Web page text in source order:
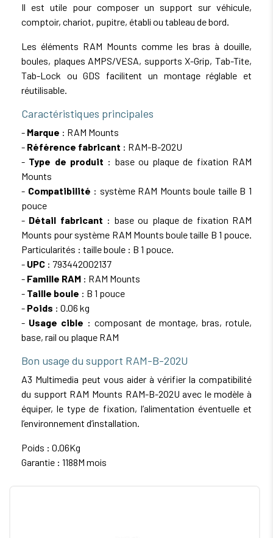
Il est utile pour composer un support sur véhicule,
comptoir, chariot, pupitre, établi ou tableau de bord.
Les éléments RAM Mounts comme les bras à douille,
boules, plaques AMPS/VESA, supports X-Grip, Tab-Tite,
Tab-Lock ou GDS facilitent un montage réglable et
réutilisable.
Caractéristiques principales
- Marque : RAM Mounts
- Référence fabricant : RAM-B-202U
- Type de produit : base ou plaque de fixation RAM
Mounts
- Compatibilité : système RAM Mounts boule taille B 1
pouce
- Détail fabricant : base ou plaque de fixation RAM
Mounts pour système RAM Mounts boule taille B 1 pouce.
Particularités : taille boule : B 1 pouce.
- UPC : 793442002137
- Famille RAM : RAM Mounts
- Taille boule : B 1 pouce
- Poids : 0.06 kg
- Usage cible : composant de montage, bras, rotule,
base, rail ou plaque RAM
Bon usage du support RAM-B-202U
A3 Multimedia peut vous aider à vérifier la compatibilité
du support RAM Mounts RAM-B-202U avec le modèle à
équiper, le type de fixation, l’alimentation éventuelle et
l’environnement d’installation.
Poids : 0.06Kg
Garantie : 1188M mois